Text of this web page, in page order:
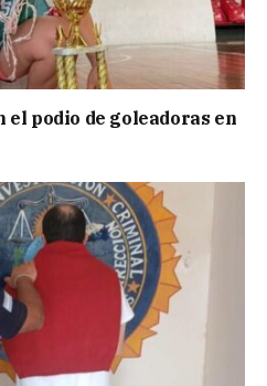
el podio de goleadoras en